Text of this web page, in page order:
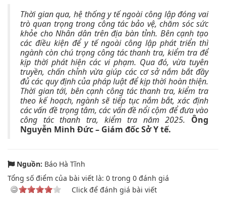
Thời gian qua, hệ thống y tế ngoài công lập đóng vai
trò quan trọng trong công tác bảo vệ, chăm sóc sức
khỏe cho Nhân dân trên địa bàn tỉnh. Bên cạnh tạo
các điều kiện để y tế ngoài công lập phát triển thì
ngành còn chú trọng công tác thanh tra, kiểm tra để
kịp thời phát hiện các vi phạm. Qua đó, vừa tuyên
truyền, chấn chỉnh vừa giúp các cơ sở nắm bắt đầy
đủ các quy định của pháp luật để kịp thời hoàn thiện.
Thời gian tới, bên cạnh công tác thanh tra, kiểm tra
theo kế hoạch, ngành sẽ tiếp tục nắm bắt, xác định
các vấn đề trọng tâm, các vấn đề nổi cộm để đưa vào
công tác thanh tra, kiểm tra năm 2025. Ông
Nguyễn Minh Đức – Giám đốc Sở Y tế.
Nguồn: Báo Hà Tĩnh
Tổng số điểm của bài viết là: 0 trong 0 đánh giá
Click để đánh giá bài viết